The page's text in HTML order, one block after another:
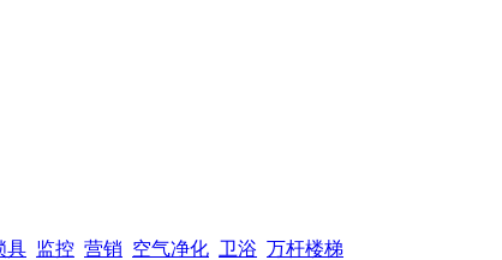
具 监控 营销 空气净化 卫浴 万杆楼梯